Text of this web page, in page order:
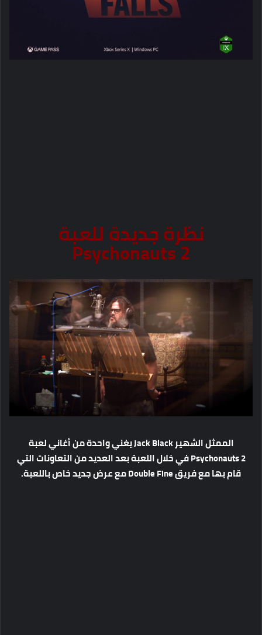
نظرة جديدة للعبة
Psychonauts 2
الممثل الشهير Jack Black يغني واحدة من أغاني لعبة
Psychonauts 2 في خلال اللعبة بعد العديد من التعاونات التي
قام بها مع فريق Double Fine مع عرض جديد خاص باللعبة.